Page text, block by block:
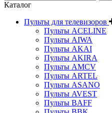
Каталог
Пульты для телевизоров
Пульты ACELINE
Пульты AIWA
Пульты AKAI
Пульты AKIRA
Пульты AMCV
Пульты ARTEL
Пульты ASANO
Пульты AVEST
Пульты BAFF